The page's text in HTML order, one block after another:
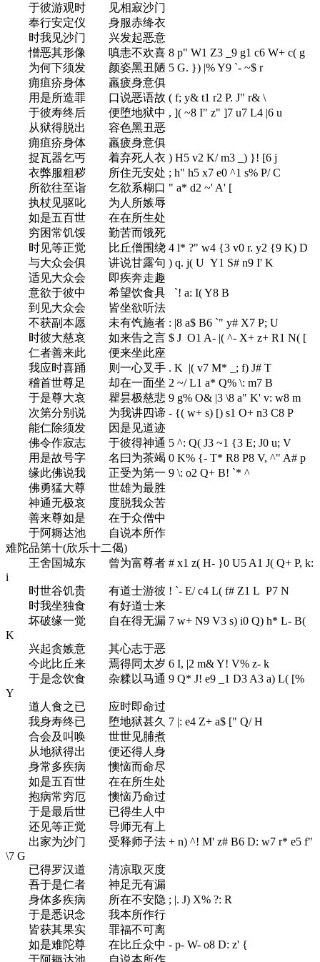
于彼游观时 见相寂沙门
奉行安定仪 身服赤绛衣
时我见沙门 兴发起恶意
憎恶其形像 嗔恚不欢喜 8 p" W1 Z3 _9 g1 c6 W+ c( g
为何下须发 颜姿黑丑陋 5 G. }) |% Y9 `- ~$ r
痈疽疥身体 羸疲身意俱
用是所造罪 口说恶语故 ( f; y& t1 r2 P. J" r& \
于彼寿终后 便堕地狱中 , ]( ~8 I" z" ]7 u7 L4 |6 u
从狱得脱出 容色黑丑恶
痈疽疥身体 羸疲身意俱
捉瓦器乞丐 着弃死人衣 ) H5 v2 K/ m3 _) }! [6 j
衣弊服粗秽 所住无安处 ; h" h5 x7 e0 ^1 s% P/ C
所欲往至诣 乞欲系糊口 " a* d2 ~' A' [
执杖见驱叱 为人所嫉辱
如是五百世 在在所生处
穷困常饥馁 勤苦而饿死
时见等正觉 比丘僧围绕 4 l* ?" w4 {3 v0 r. y2 {9 K) D
与大众会俱 讲说甘露句 ) q. j( U Y1 S# n9 I' K
适见大众会 即疾奔走趣
意欲于彼中 希望饮食具
`! a: I( Y8 B
到见大众会 皆坐欲听法
不获副本愿 未有饩施者 : |8 a$ B6 `" y# X7 P; U
时彼大慈哀 如来告之言 $ J O1 A- |( ^- X+ z+ R1 N( [
仁者善来此 便来坐此座
我应时喜踊 则一心叉手 . K |( v7 M* _; f) J# T
稽首世尊足 却在一面坐 2 ~/ L1 a* Q% \: m7 B
于是尊大哀 瞿昙极慈悲 9 g% O& |3 \8 a" K' v: w8 m
次第分别说 为我讲四谛 - {( w+ s) [) s1 O+ n3 C8 P
能仁除须发 因是见道迹
佛令作寂志 于彼得神通 5 ^: Q( J3 ~1 {3 E; J0 u; V
用是故号字 名曰为茶竭 0 K% {- T* R8 P8 V, ^" A# p
缘此佛说我 正受为第一 9 \: o2 Q+ B! `* ^
佛勇猛大尊 世雄为最胜
神通无极哀 度脱我众苦
善来尊如是 在于众僧中
于阿耨达池 自说本所作
难陀品第十(欣乐十二偈)
王舍国城东 曾为富尊者 # x1 z( H- }0 U5 A1 J( Q+ P, k:
i
时世谷饥贵 有道士游彼 ! `- E/ c4 L( f# Z1 L P7 N
时我坐独食 有好道士来
坏破缘一觉 自在得无漏 7 w+ N9 V3 s) i0 Q) h* L- B(
K
兴起贪嫉意 其心志于恶
今此比丘来 焉得同太岁 6 I, |2 m& Y! V% z- k
于是念饮食 杂糅以马通 9 Q* J! e9 _1 D3 A3 a) L( [%
Y
道人食之已 应时即命过
我身寿终已 堕地狱甚久 7 |: e4 Z+ a$ [" Q/ H
合会及叫唤 世世见脯煮
从地狱得出 便还得人身
身常多疾病 懊恼而命尽
如是五百世 在在所生处
抱病常穷厄 懊恼乃命过
于是最后世 已得生人中
还见等正觉 导师无有上
出家为沙门 受释师子法 + n) ^! M' z# B6 D: w7 r* e5 f"
\7 G
已得罗汉道 清凉取灭度
吾于是仁者 神足无有漏
身体多疾病 所在不安隐 ; |. J) X% ?: R
于是悉识念 我本所作行
皆获其果实 罪福不可离
如是难陀尊 在比丘众中 - p- W- o8 D: z' {
于阿耨达池 自说本所作